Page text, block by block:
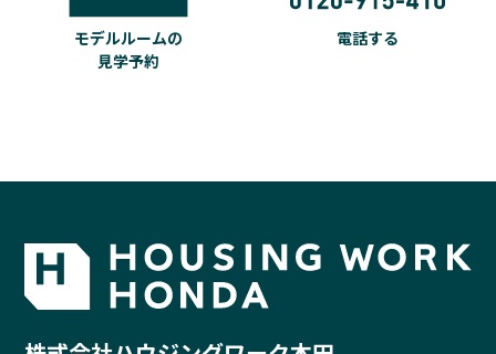
モデルルームの
見学予約
電話する